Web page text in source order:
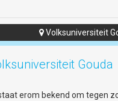
Volksuniversiteit
Gouda
erom bekend om tegen